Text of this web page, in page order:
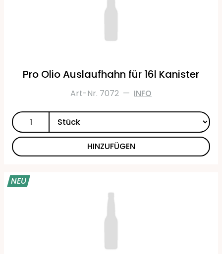
Pro Olio Auslaufhahn für 16l Kanister
Art-Nr. 7072 — INFO
HINZUFÜGEN
NEU